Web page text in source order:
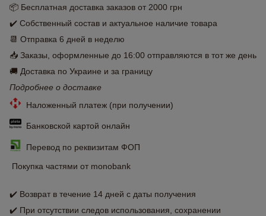
📦 Бесплатная доставка заказов от 2000 грн
✔️ Собственный состав и актуальное наличие товара
📆 Отправка 6 дней в неделю
📥 Заказы, оформленные до 16:00 отправляются в тот же день
🚚 Доставка по Украине и за границу
Подробнее о доставке
Наложенный платеж (при получении)
Банковской картой онлайн
Перевод по реквизитам ФОП
Покупка частями от monobank
✔️ Возврат в течение 14 дней с даты получения
✔️ При отсутствии следов использования, сохранении